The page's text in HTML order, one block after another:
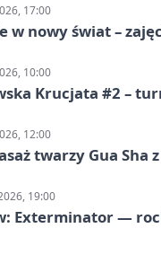
17:00
w nowy świat –
10:00
Krucjata #2 –
12:00
twarzy Gua Sha
19:00
Exterminator —